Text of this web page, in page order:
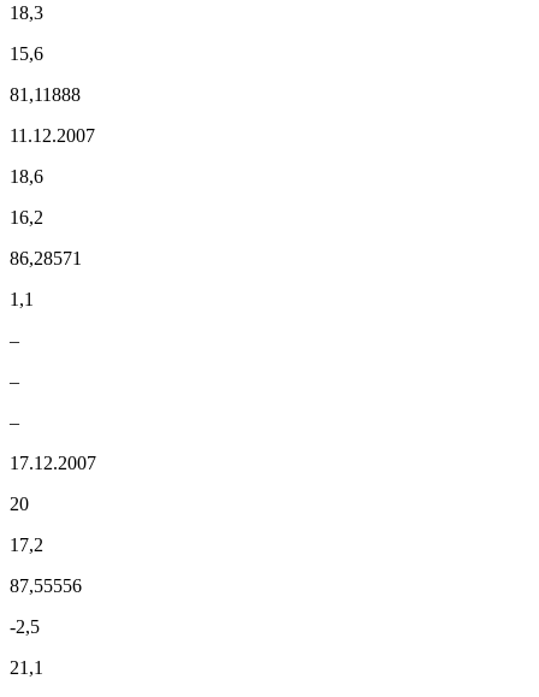
18,3
15,6
81,11888
11.12.2007
18,6
16,2
86,28571
1,1
–
–
–
17.12.2007
20
17,2
87,55556
-2,5
21,1